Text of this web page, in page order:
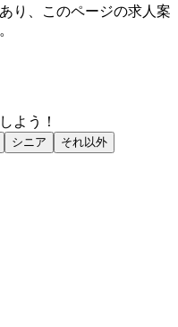
り、このページの求人案
よう！
シニア
それ以外